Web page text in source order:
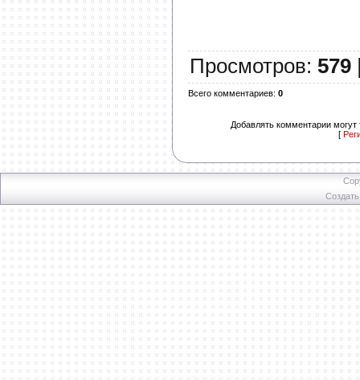
Просмотров: 579
Всего комментариев: 0
Добавлять комментарии могут
[